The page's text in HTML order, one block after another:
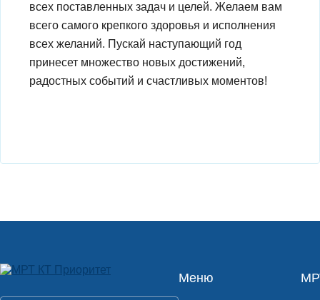
всех поставленных задач и целей. Желаем вам
всего самого крепкого здоровья и исполнения
всех желаний. Пускай наступающий год
принесет множество новых достижений,
радостных событий и счастливых моментов!
Меню